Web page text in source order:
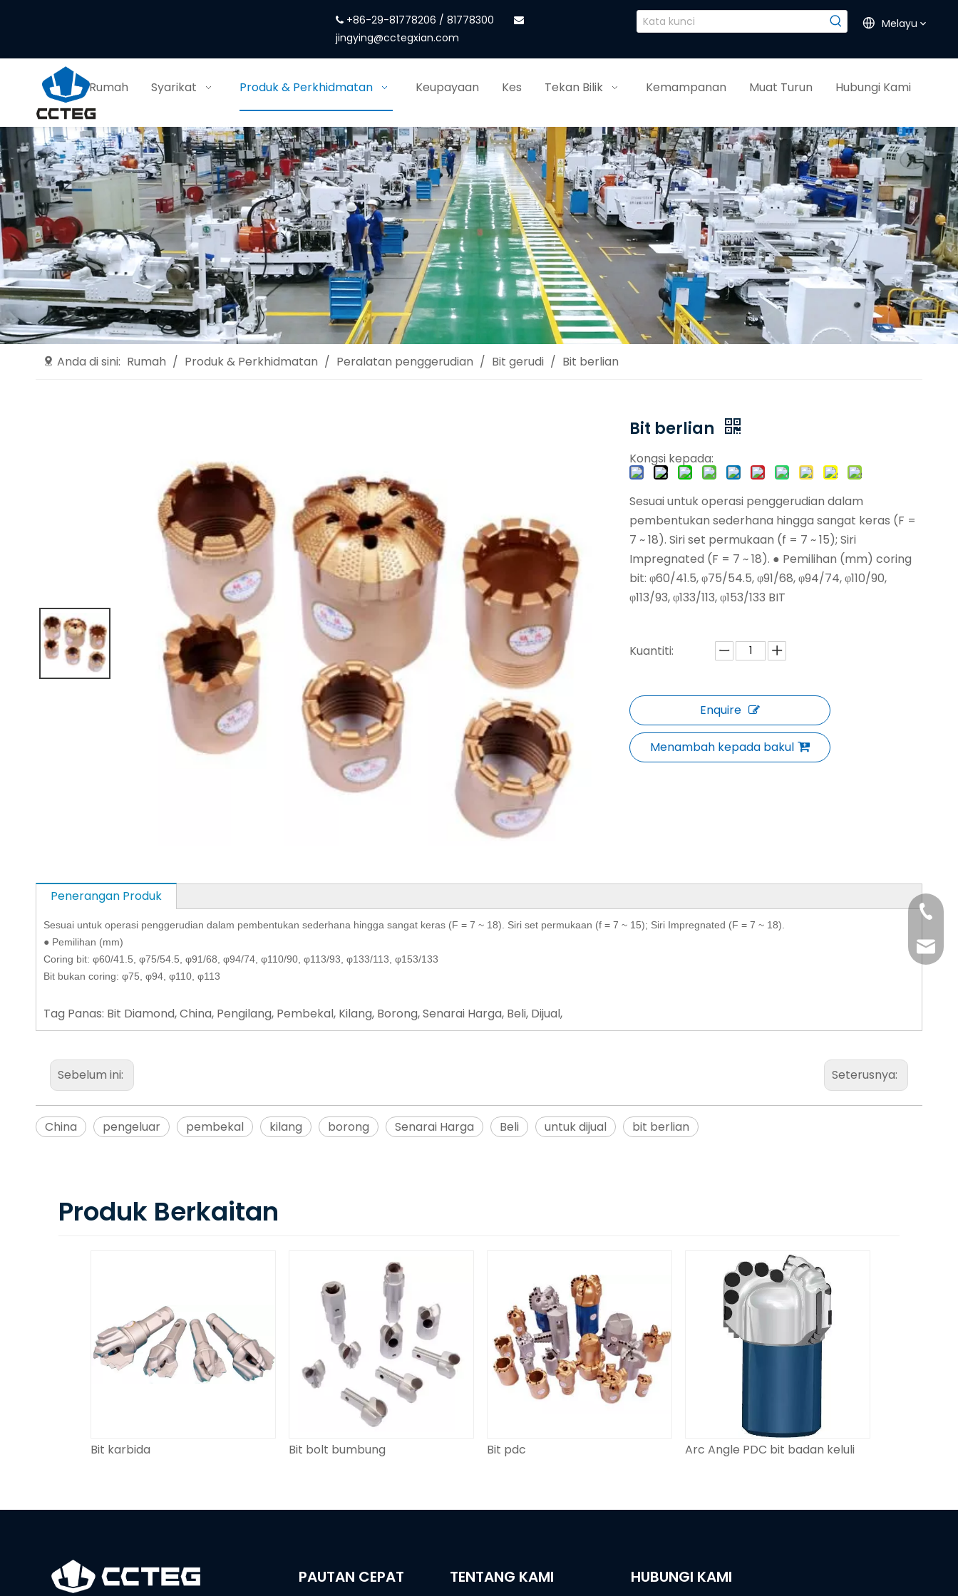
 +86-29-81778206 / 81778300
jingying@cctegxian.com
Melayu
Rumah Syarikat Produk & Perkhidmatan Keupayaan Kes Tekan Bilik Kemampanan Muat Turun Hubungi Kami
Anda di sini: Rumah / Produk & Perkhidmatan / Peralatan penggerudian / Bit gerudi / Bit berlian
Bit berlian
Kongsi kepada:
Sesuai untuk operasi penggerudian dalam
pembentukan sederhana hingga sangat keras (F =
7 ~ 18). Siri set permukaan (f = 7 ~ 15); Siri
Impregnated (F = 7 ~ 18). ● Pemilihan (mm) coring
bit: φ60/41.5, φ75/54.5, φ91/68, φ94/74, φ110/90,
φ113/93, φ133/113, φ153/133 BIT
Kuantiti:
Enquire
Menambah kepada bakul
Penerangan Produk
Sesuai untuk operasi penggerudian dalam pembentukan sederhana hingga sangat keras (F = 7 ~ 18). Siri set permukaan (f = 7 ~ 15); Siri Impregnated (F = 7 ~ 18).
● Pemilihan (mm)
Coring bit: φ60/41.5, φ75/54.5, φ91/68, φ94/74, φ110/90, φ113/93, φ133/113, φ153/133
Bit bukan coring: φ75, φ94, φ110, φ113
Tag Panas: Bit Diamond, China, Pengilang, Pembekal, Kilang, Borong, Senarai Harga, Beli, Dijual,
Sebelum ini: Seterusnya:
China pengeluar pembekal kilang borong Senarai Harga Beli untuk dijual bit berlian
Produk Berkaitan
Bit karbida Bit bolt bumbung Bit pdc Arc Angle PDC bit badan keluli
PAUTAN CEPAT TENTANG KAMI
+86-
+86-
HUBUNGI KAMI